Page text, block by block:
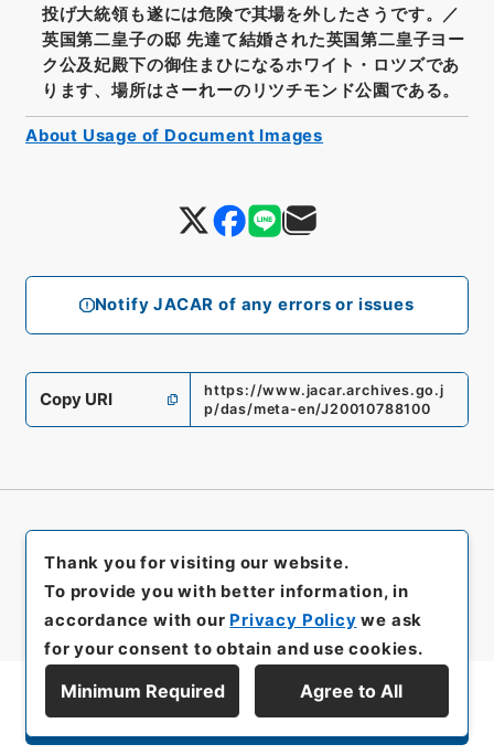
Notify JACAR of any errors or issues
投げ大統領も遂には危険で其場を外したさうです。／
英国第二皇子の邸 先達て結婚された英国第二皇子ヨー
ク公及妃殿下の御住まひになるホワイト・ロツズであ
ります、場所はさーれーのリツチモンド公園である。
Copy URI
https://www.jacar.archives.go.j
p/das/meta-en/J20010788100
About Usage of Document Images
Display Series Hierarchy
Thank you for visiting our website.
To provide you with better information, in
accordance with our Privacy Policy we ask
for your consent to obtain and use cookies.
Minimum Required Agree to All